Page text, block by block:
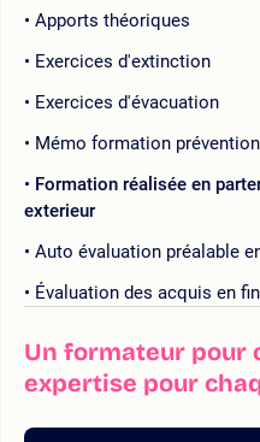
Apports théoriques
Exercices d'extinction
Exercices d'évacuation
Mémo formation
Formation réalisée en
exterieur
Auto évaluation préalable
Évaluation des acquis en
Un formateur pour
expertise pour